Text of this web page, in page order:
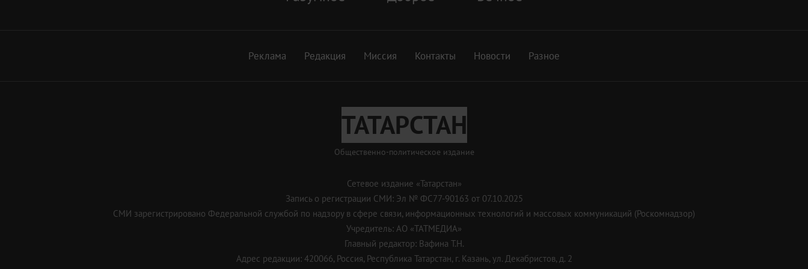
Реклама Редакция Миссия Контакты Новости Разное
ТАТАРСТАН
Общественно-политическое издание
Сетевое издание «Татарстан»
Запись о регистрации СМИ: Эл № ФС77-90163 от 07.10.2025
СМИ зарегистрировано Федеральной службой по надзору в сфере связи, информационных технологий и массовых коммуникаций (Роскомнадзор)
Учредитель: АО «ТАТМЕДИА»
Главный редактор: Вафина Т.Н.
Адрес редакции: 420066, Россия, Республика Татарстан, г. Казань, ул. Декабристов, д. 2